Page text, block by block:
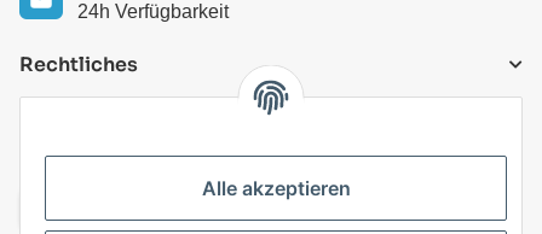
24h Verfügbarkeit
Rechtliches
Alle akzeptieren